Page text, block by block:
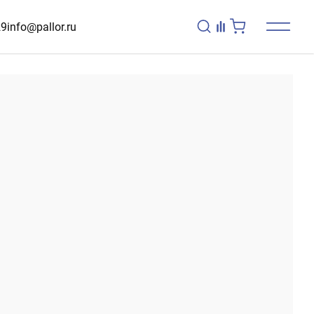
info@pallor.ru